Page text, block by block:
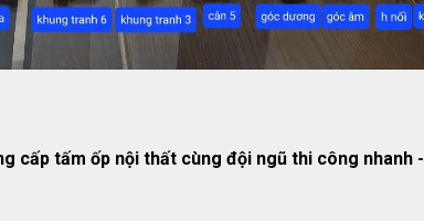
cấp tấm ốp nội thất cùng đội ngũ thi công nhanh -